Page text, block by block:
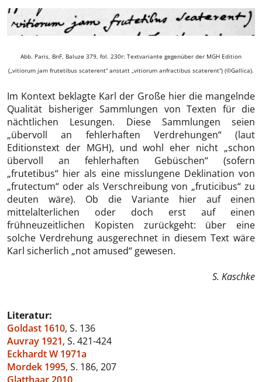
Abb. Paris, BnF, Baluze 379, fol. 230r: Textvariante gegenüber der MGH Edition
(„vitiorum jam frutetibus scaterent“ anstatt „vitiorum anfractibus scaterent“) (©Gallica).
Im Kontext beklagte Karl der Große hier die mangelnde
Qualität bisheriger Sammlungen von Texten für die
nächtlichen Lesungen. Diese Sammlungen seien
„übervoll an fehlerhaften Verdrehungen“ (laut
Editionstext der MGH), und wohl eher nicht „schon
übervoll an fehlerhaften Gebüschen“ (sofern
„frutetibus“ hier als eine misslungene Deklination von
„frutectum“ oder als Verschreibung von „fruticibus“ zu
deuten wäre). Ob die Variante hier auf einen
mittelalterlichen oder doch erst auf einen
frühneuzeitlichen Kopisten zurückgeht: über eine
solche Verdrehung ausgerechnet in diesem Text wäre
Karl sicherlich „not amused“ gewesen.
S. Kaschke
Literatur:
Goldast 1610, S. 136
Auvray 1921, S. 421-424
Eckhardt W 1971a
Mordek 1995, S. 186, 207